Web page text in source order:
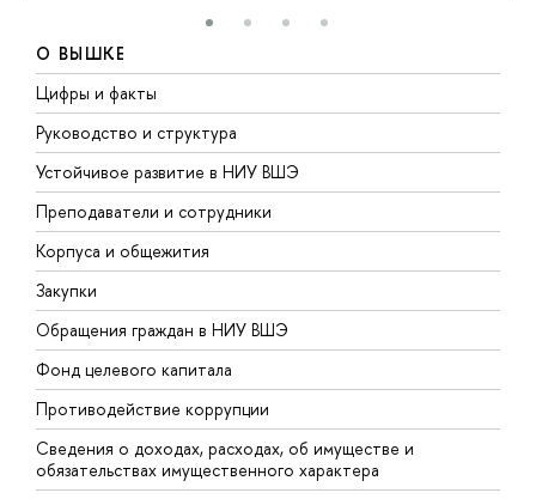
О ВЫШКЕ
Цифры и факты
Руководство и структура
Устойчивое развитие в НИУ ВШЭ
Преподаватели и сотрудники
Корпуса и общежития
Закупки
Обращения граждан в НИУ ВШЭ
Фонд целевого капитала
Противодействие коррупции
Сведения о доходах, расходах, об имуществе и
обязательствах имущественного характера